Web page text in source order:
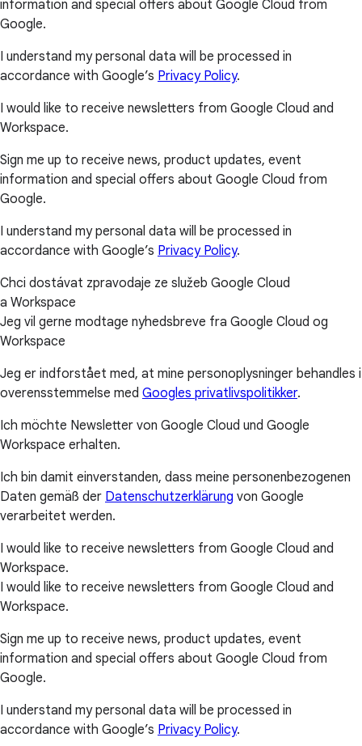
information and special offers about Google Cloud from
Google.
I understand my personal data will be processed in
accordance with Google’s Privacy Policy.
I would like to receive newsletters from Google Cloud and
Workspace.
Sign me up to receive news, product updates, event
information and special offers about Google Cloud from
Google.
I understand my personal data will be processed in
accordance with Google’s Privacy Policy.
Chci dostávat zpravodaje ze služeb Google Cloud
a Workspace
Jeg vil gerne modtage nyhedsbreve fra Google Cloud og
Workspace
Jeg er indforstået med, at mine personoplysninger behandles i
overensstemmelse med Googles privatlivspolitikker.
Ich möchte Newsletter von Google Cloud und Google
Workspace erhalten.
Ich bin damit einverstanden, dass meine personenbezogenen
Daten gemäß der Datenschutzerklärung von Google
verarbeitet werden.
I would like to receive newsletters from Google Cloud and
Workspace.
I would like to receive newsletters from Google Cloud and
Workspace.
Sign me up to receive news, product updates, event
information and special offers about Google Cloud from
Google.
I understand my personal data will be processed in
accordance with Google’s Privacy Policy.